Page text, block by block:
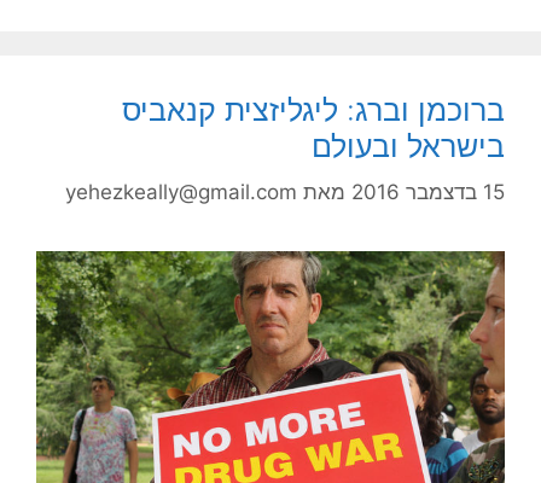
ברוכמן וברג: ליגליזצית קנאביס
בישראל ובעולם
15 בדצמבר 2016 מאת yehezkeally@gmail.com